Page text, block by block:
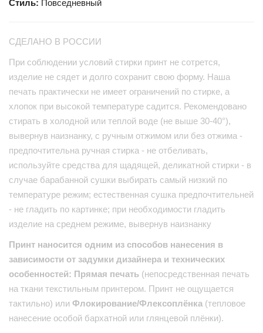
Стиль: Повседневный
СДЕЛАНО В РОССИИ
При соблюдении условий стирки принт не сотрется,
изделие не сядет и долго сохранит свою форму. Наша
печать практически не имеет ограничений по стирке, а
хлопок при высокой температуре садится. Рекомендовано
стирать в холодной или теплой воде (не выше 30-40°),
вывернув наизнанку, с ручным отжимом или без отжима -
предпочтительна ручная стирка - не отбеливать,
используйте средства для щадящей, деликатной стирки - в
случае барабанной сушки выбирать самый низкий по
температуре режим; естественная сушка предпочтительней
- не гладить по картинке; при необходимости гладить
изделие на среднем режиме, вывернув наизнанку
Принт наносится одним из способов нанесения в
зависимости от задумки дизайнера и технических
особенностей: Прямая печать (непосредственная печать
на ткани текстильным принтером. Принт не ощущается
тактильно) или Флокирование/Флексоплёнка (тепловое
нанесение особой бархатной или глянцевой плёнки).